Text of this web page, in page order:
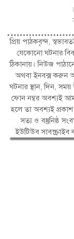
প্রিয় পাঠকবৃন্দ,
যেকোনো ঘটনার
ঠিকানায়। নিউজ
অথবা ইনবক্স করুন
ঘটনার স্থান, দিন,
ফোন নম্বর অবশ্যই
হলে তা অবশ্যই
সত্য ও বস্তুনিষ্ঠ
ইউটিউব